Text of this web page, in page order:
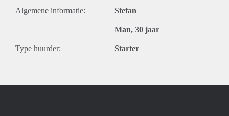
Algemene informatie: Stefan
Man, 30 jaar
Type huurder: Starter